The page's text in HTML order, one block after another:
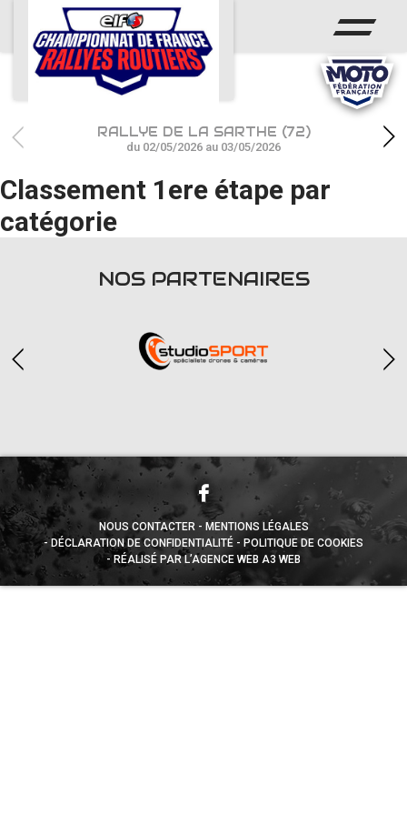
ACCUEIL
ACTUS
CALENDRIER
CHAMPIONNAT
RÉSULTATS
PHOTOS / WEB TV
PARTENAIRES
RALLYE DE LA SARTHE (72)
du 02/05/2026 au 03/05/2026
Classement 1ere étape par
catégorie
NOS PARTENAIRES
NOUS CONTACTER
MENTIONS LÉGALES
DÉCLARATION DE CONFIDENTIALITÉ
POLITIQUE DE COOKIES
RÉALISÉ PAR L’AGENCE WEB A3 WEB